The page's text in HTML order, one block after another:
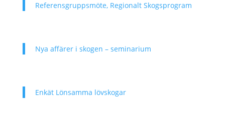
Referensgruppsmöte, Regionalt Skogsprogram
Nya affärer i skogen – seminarium
Enkät Lönsamma lövskogar